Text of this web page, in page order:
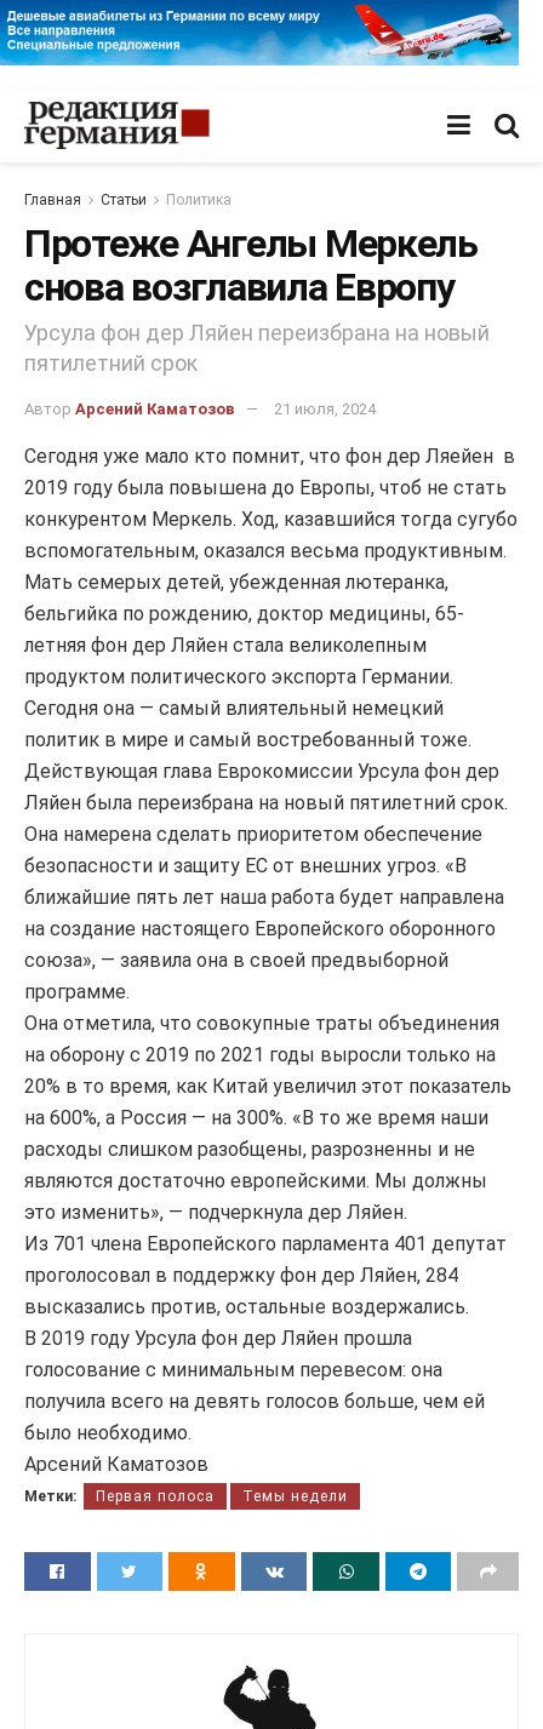
Главная Статьи Политика
Протеже Ангелы Меркель
снова возглавила Европу
Урсула фон дер Ляйен переизбрана на новый
пятилетний срок
Автор Арсений Каматозов 21 июля, 2024
Сегодня уже мало кто помнит, что фон дер Ляейен в
2019 году была повышена до Европы, чтоб не стать
конкурентом Меркель. Ход, казавшийся тогда сугубо
вспомогательным, оказался весьма продуктивным.
Мать семерых детей, убежденная лютеранка,
бельгийка по рождению, доктор медицины, 65-
летняя фон дер Ляйен стала великолепным
продуктом политического экспорта Германии.
Сегодня она — самый влиятельный немецкий
политик в мире и самый востребованный тоже.
Действующая глава Еврокомиссии Урсула фон дер
Ляйен была переизбрана на новый пятилетний срок.
Она намерена сделать приоритетом обеспечение
безопасности и защиту ЕС от внешних угроз. «В
ближайшие пять лет наша работа будет направлена
на создание настоящего Европейского оборонного
союза», — заявила она в своей предвыборной
программе.
Она отметила, что совокупные траты объединения
на оборону с 2019 по 2021 годы выросли только на
20% в то время, как Китай увеличил этот показатель
на 600%, а Россия — на 300%. «В то же время наши
расходы слишком разобщены, разрозненны и не
являются достаточно европейскими. Мы должны
это изменить», — подчеркнула дер Ляйен.
Из 701 члена Европейского парламента 401 депутат
проголосовал в поддержку фон дер Ляйен, 284
высказались против, остальные воздержались.
В 2019 году Урсула фон дер Ляйен прошла
голосование с минимальным перевесом: она
получила всего на девять голосов больше, чем ей
было необходимо.
Арсений Каматозов
Метки: Первая полоса Темы недели